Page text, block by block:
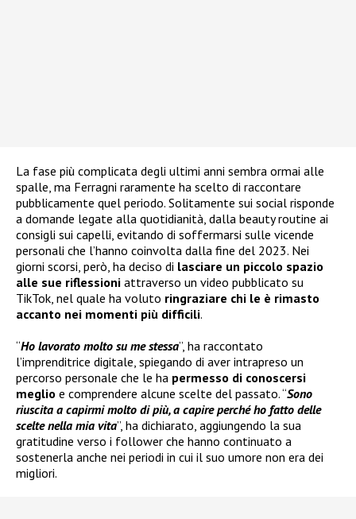
La fase più complicata degli ultimi anni sembra ormai alle
spalle, ma Ferragni raramente ha scelto di raccontare
pubblicamente quel periodo. Solitamente sui social risponde
a domande legate alla quotidianità, dalla beauty routine ai
consigli sui capelli, evitando di soffermarsi sulle vicende
personali che l’hanno coinvolta dalla fine del 2023. Nei
giorni scorsi, però, ha deciso di lasciare un piccolo spazio
alle sue riflessioni attraverso un video pubblicato su
TikTok, nel quale ha voluto ringraziare chi le è rimasto
accanto nei momenti più difficili.
“Ho lavorato molto su me stessa”, ha raccontato
l’imprenditrice digitale, spiegando di aver intrapreso un
percorso personale che le ha permesso di conoscersi
meglio e comprendere alcune scelte del passato. “Sono
riuscita a capirmi molto di più, a capire perché ho fatto delle
scelte nella mia vita”, ha dichiarato, aggiungendo la sua
gratitudine verso i follower che hanno continuato a
sostenerla anche nei periodi in cui il suo umore non era dei
migliori.